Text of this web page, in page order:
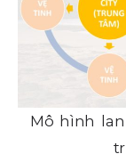
Mô hình